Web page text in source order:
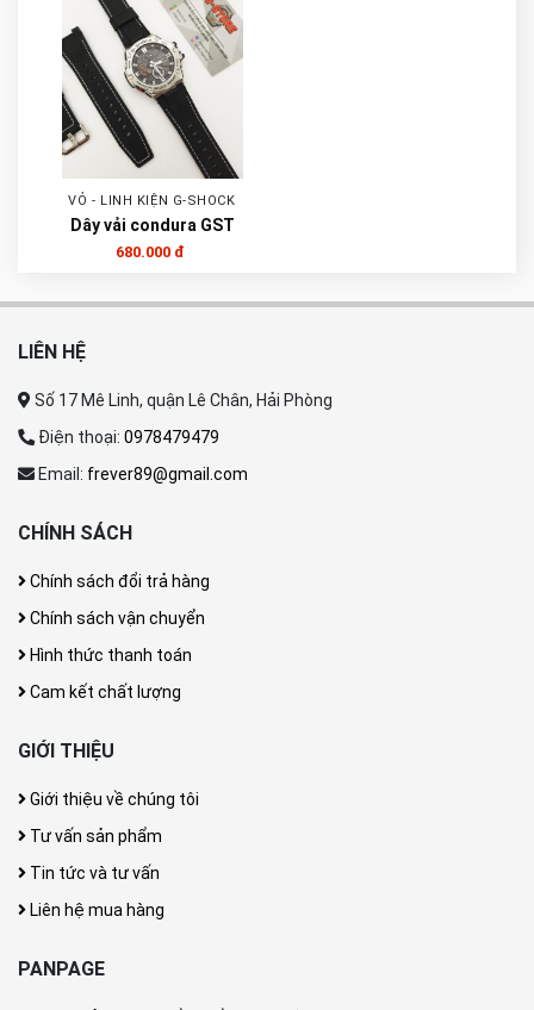
VỎ - LINH KIỆN G-SHOCK
Dây vải condura GST
680.000 đ
LIÊN HỆ
Số 17 Mê Linh, quận Lê Chân, Hải Phòng
Điện thoại: 0978479479
Email: frever89@gmail.com
CHÍNH SÁCH
Chính sách đổi trả hàng
Chính sách vận chuyển
Hình thức thanh toán
Cam kết chất lượng
GIỚI THIỆU
Giới thiệu về chúng tôi
Tư vấn sản phẩm
Tin tức và tư vấn
Liên hệ mua hàng
PANPAGE